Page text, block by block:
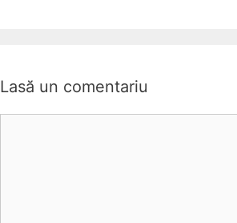
Lasă un comentariu